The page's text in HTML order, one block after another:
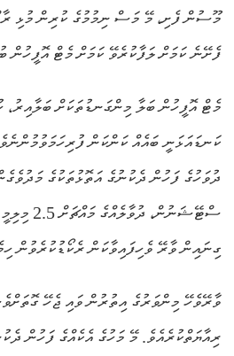
މޫސުން ފެށި، މޭ މަސް ނިމުމުގެ ކުރިން މުޅި
ފެށޭނެ ކަމަށް ލަފާކުރެވޭ ކަމަށް މެޓް އޮފީހުން
މެޓް އޮފީހުން ބަލާ މިންގަނޑުތަކަށް
ކަނޑައަޅަނީ ބައެއް ކަންކަން
ސްޓޭޝަނުން،
ގިނައިން ވާރޭ ވެހިފައިވާކަން ރެކޯޑުކުރެވުން
ވާރޭވެހޭ މިންވަރުގެ އިތުރުން ވައި ޖެހޭ